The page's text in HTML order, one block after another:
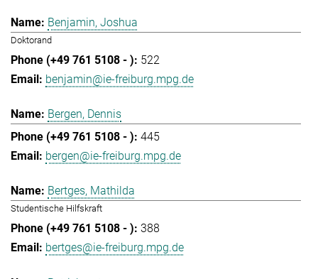
Benjamin, Joshua
Doktorand
522
benjamin@ie-freiburg.mpg.de
Bergen, Dennis
445
bergen@ie-freiburg.mpg.de
Bertges, Mathilda
Studentische Hilfskraft
388
bertges@ie-freiburg.mpg.de